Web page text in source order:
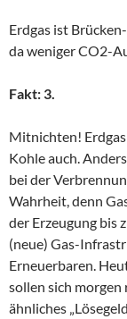
Erdgas ist
da weniger CO2-
Fakt: 3.
Mitnichten!
Kohle auch.
bei der
Wahrheit, denn
der Erzeugung bis
(neue) Gas-
Erneuerbaren.
sollen sich
ähnliches